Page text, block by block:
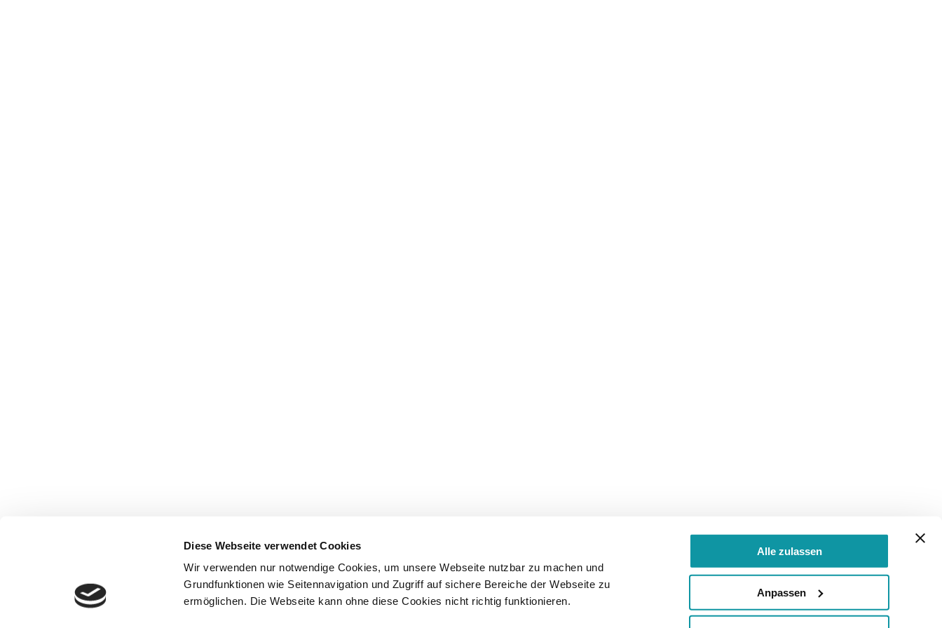
Diese Webseite verwendet Cookies
Wir verwenden nur notwendige Cookies, um unsere Webseite nutzbar zu machen und
Grundfunktionen wie Seitennavigation und Zugriff auf sichere Bereiche der Webseite zu
ermöglichen. Die Webseite kann ohne diese Cookies nicht richtig funktionieren.
Alle zulassen
Anpassen